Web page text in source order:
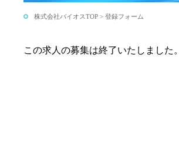
株式会社バイオスTOP > 登録フォーム
この求人の募集は終了いたしました。